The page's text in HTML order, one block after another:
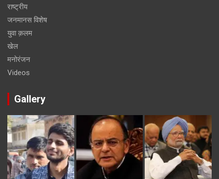
राष्ट्रीय
जनमानस विशेष
युवा क़लम
खेल
मनोरंजन
Videos
Gallery